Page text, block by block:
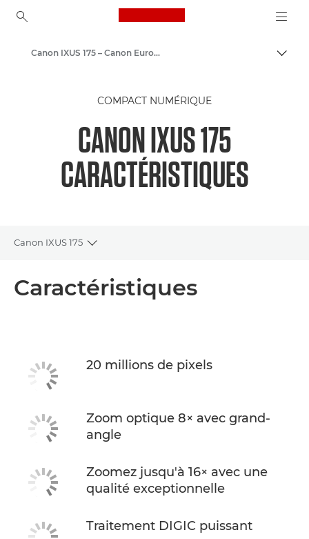
Canon Logo, back to
Canon IXUS 175 – Canon Europe
COMPACT NUMÉRIQUE
CANON IXUS 175
CARACTÉRISTIQUES
Canon IXUS 175
Toggle breadcrumbs
Caractéristiques
20 millions de pixels
Zoom optique 8× avec grand-
angle
Zoomez jusqu'à 16× avec une
qualité exceptionnelle
Traitement DIGIC puissant